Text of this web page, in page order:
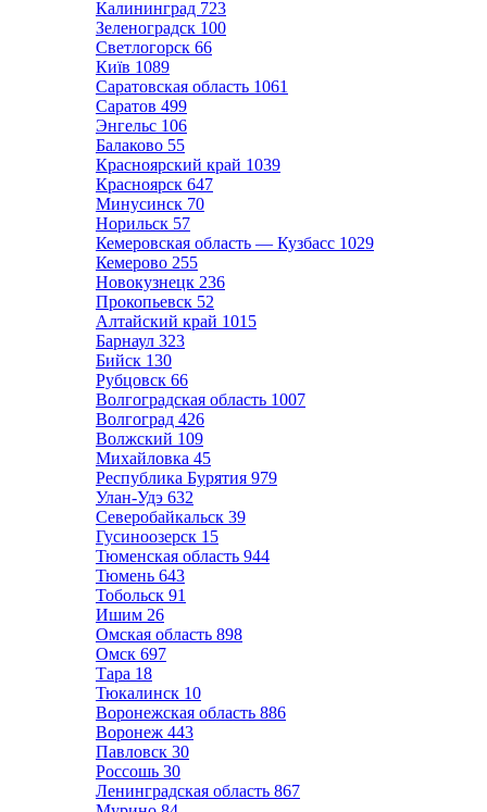
Калининград 723
Зеленоградск 100
Светлогорск 66
Київ 1089
Саратовская область 1061
Саратов 499
Энгельс 106
Балаково 55
Красноярский край 1039
Красноярск 647
Минусинск 70
Норильск 57
Кемеровская область — Кузбасс 1029
Кемерово 255
Новокузнецк 236
Прокопьевск 52
Алтайский край 1015
Барнаул 323
Бийск 130
Рубцовск 66
Волгоградская область 1007
Волгоград 426
Волжский 109
Михайловка 45
Республика Бурятия 979
Улан-Удэ 632
Северобайкальск 39
Гусиноозерск 15
Тюменская область 944
Тюмень 643
Тобольск 91
Ишим 26
Омская область 898
Омск 697
Тара 18
Тюкалинск 10
Воронежская область 886
Воронеж 443
Павловск 30
Россошь 30
Ленинградская область 867